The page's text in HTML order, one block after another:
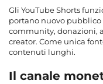
Gli YouTube Shorts
portano nuovo pubblico
community, donazioni,
creator. Come unica
contenuti lunghi.
Il canale